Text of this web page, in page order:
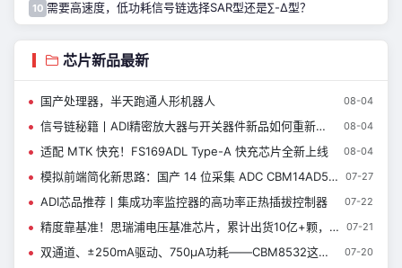
10 需要高速度，低功耗信号链选择SAR型还是∑-Δ型？
芯片新品最新
国产处理器，半天跑通人形机器人 08-04
信号链秘籍丨ADI精密放大器与开关器件新品如何重新定义仪器设计？ 08-04
适配 MTK 快充！FS169ADL Type-A 快充芯片全新上线 08-04
模拟前端简化新思路：国产 14 位采集 ADC CBM14AD50Q 07-27
ADI芯品推荐丨集成功率监控器的高功率正热插拔控制器 07-22
精度靠基准！思瑞浦电压基准芯片，累计出货10亿+颗，服务客户8000+ 07-21
双通道、±250mA驱动、750µA功耗——CBM8532这颗通用运放到底强在哪？ 07-20